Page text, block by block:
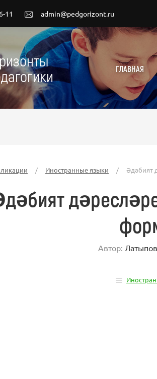
11 admin@pedgorizont.ru
ГЛАВНАЯ
/ Иностранные языки / Әдәбият
Автор: